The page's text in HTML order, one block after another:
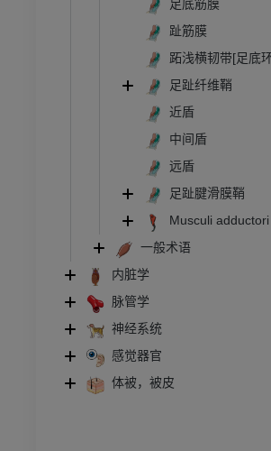
足底筋膜
趾筋膜
跖浅横韧带[足底
足趾纤维鞘
近盾
中间盾
远盾
足趾腱滑膜鞘
Musculi adductori
一般术语
内脏学
脉管学
神经系统
感觉器官
体被，被皮